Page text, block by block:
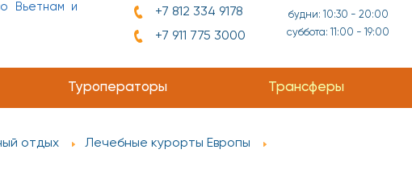
Вьетнам и
+7 812 334 9178
+7 911 775 3000
будни: 10:30 - 20:00
суббота: 11:00 - 19:00
Туроператоры Трансферы
отдых Лечебные курорты Европы